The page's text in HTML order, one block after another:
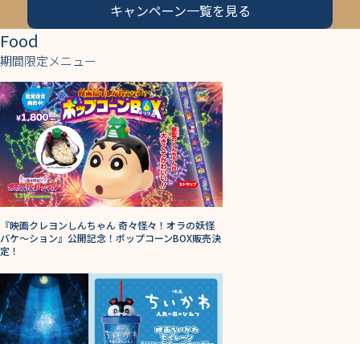
キャンペーン一覧を見る
Food
期間限定メニュー
『映画クレヨンしんちゃん 奇々怪々！オラの妖怪
バケ～ション』公開記念！ポップコーンBOX販売決
定！